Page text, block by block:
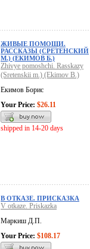
ЖИВЫЕ ПОМОЩИ.
РАССКАЗЫ (СРЕТЕНСКИЙ
М.) (ЕКИМОВ Б.)
Zhivye pomoshchi. Rasskazy
(Sretenskii m.) (Ekimov B.)
Екимов Борис
Your Price: $26.11
shipped in 14-20 days
В ОТКАЗЕ. ПРИСКАЗКА
V otkaze. Priskazka
Маркиш Д.П.
Your Price: $108.17